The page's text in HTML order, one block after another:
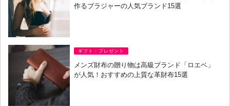
作るブラジャーの人気ブランド15選
ギフト・プレゼント
メンズ財布の贈り物は高級ブランド「ロエベ」
が人気！おすすめの上質な革財布15選